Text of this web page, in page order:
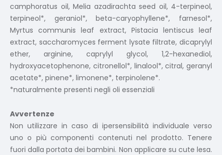
camphoratus oil, Melia azadirachta seed oil, 4-terpineol,
terpineol*, geraniol*, beta-caryophyllene*, farnesol*,
Myrtus communis leaf extract, Pistacia lentiscus leaf
extract, saccharomyces ferment lysate filtrate, dicaprylyl
ether, arginine, caprylyl glycol, 1,2-hexanediol,
hydroxyacetophenone, citronellol*, linalool*, citral, geranyl
acetate*, pinene*, limonene*, terpinolene*.
*naturalmente presenti negli oli essenziali
Avvertenze
Non utilizzare in caso di ipersensibilità individuale verso
uno o più componenti contenuti nel prodotto. Tenere
fuori dalla portata dei bambini. Non applicare su cute lesa.